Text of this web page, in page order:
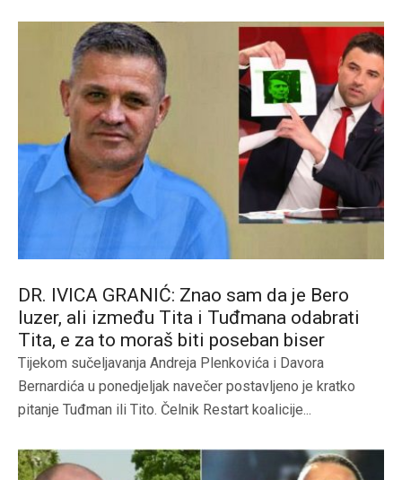
DR. IVICA GRANIĆ: Znao sam da je Bero
luzer, ali između Tita i Tuđmana odabrati
Tita, e za to moraš biti poseban biser
Tijekom sučeljavanja Andreja Plenkovića i Davora
Bernardića u ponedjeljak navečer postavljeno je kratko
pitanje Tuđman ili Tito. Čelnik Restart koalicije...